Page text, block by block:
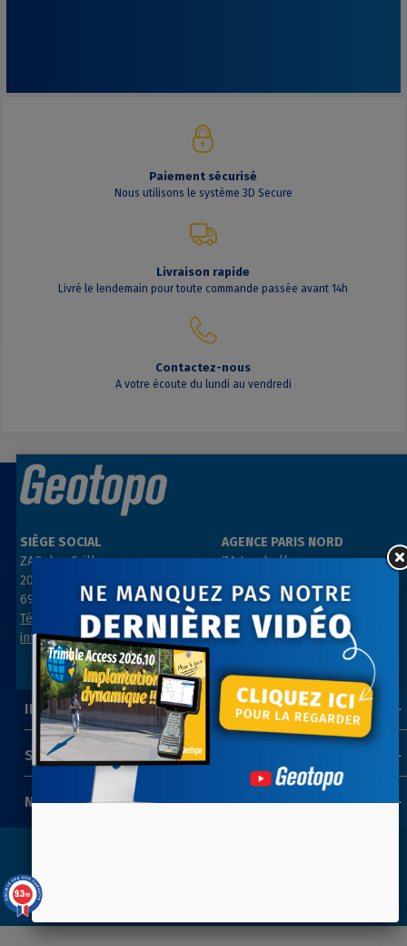
Paiement sécurisé
Nous utilisons le système 3D Secure
Livraison rapide
Livré le lendemain pour toute commande passée avant 14h
Contactez-nous
A votre écoute du lundi au vendredi
SIÈGE SOCIAL
ZAC des Grillons
208, rue de l’Ancienne Distillerie
69400 GLEIZÉ
Tél : 04 74 69 94 00
info@geotopo.fr
AGENCE PARIS NORD
ZA Les belles vues
91290 ARPAJON
Tél : 01 64 55 11 80
contact@geotopo.fr
SUIVEZ-NOUS
INFORMATIONS
NEWSLETTER
9.3/10
39 avis